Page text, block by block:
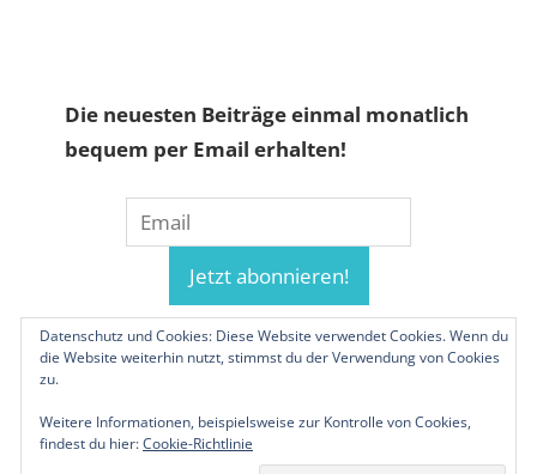
Die neuesten Beiträge einmal monatlich
bequem per Email erhalten!
© 2019-2026 Familienunternehmen.eu. Alle
Datenschutz und Cookies: Diese Website verwendet Cookies. Wenn du
die Website weiterhin nutzt, stimmst du der Verwendung von Cookies
zu.
Weitere Informationen, beispielsweise zur Kontrolle von Cookies,
findest du hier:Cookie-Richtlinie